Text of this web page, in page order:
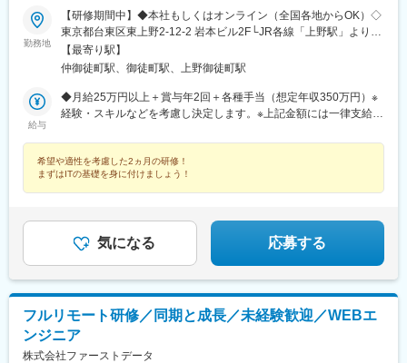
島県)、呉駅、三原駅、瓦町駅、栗林公園駅、佐古駅、横河原駅、
デンテツターミナルビル前駅、下曽根駅、九州工大前駅、戸畑
駅、平和通駅、城野駅(日豊本線)、徳力公団前駅、黒崎駅前駅、折
尾駅、永犬丸駅、長者原駅、酒殿駅、福工大前駅、香椎花園前
駅、千早駅、箱崎駅、唐津駅、諏訪神社駅、肥前古賀駅、光の森
駅、肥後大津駅、県立体育館前駅、郡元・南駅、谷山駅(鹿児島市
電)、上塩屋駅、滝尾駅、南宮崎駅、浦添前田駅、竜王駅、円山公
園駅、西線１４条駅、東屯田通駅、新琴似駅、長町駅、西桐生
船橋駅、京成西船駅、千葉中央駅、千石駅、富士見台駅、勝どき
駅、亀戸水神駅、曳舟駅、田原町駅(東京都)、西太子堂駅、下落合
寺駅、谷町九丁目駅、我孫子町駅、さくら夙川駅、新在家駅、姫
路駅、烏丸駅、西院駅(京福線)、宇治駅(京阪線)、京田辺駅、八木
西口駅、古市駅(広島県)、広大附属学校前駅、広電西広島・己斐
駅、栗林公園北口駅、栗林駅、はりまや橋駅、小倉駅(福岡県)、城
野駅(北九州高速鉄道)、徳力嵐山口駅、黒崎駅、三ケ森駅、原町
車)、郡元駅(鹿児島市電)、谷山駅(指宿枕崎線)、ロープウェイ入口
駅、中央図書館前駅、太子堂駅、本八幡駅(総武線)、東海神駅、京
成千葉駅、東向島駅、浅草駅、国道駅、南富山駅、北府駅、森小
勤務地
【研修期間中】◆本社もしくはオンライン（全国各地からOK）◇
東京都台東区東上野2-12-2 岩本ビル2F└JR各線「上野駅」より徒
歩7分└JR線「御徒町駅」より徒歩5分└都営大江戸線「上野御徒
町駅」より徒歩4分【研修終了後】◆東京23区を中心とした全国
う転勤はありません。※すべて徒歩10分以内の駅チカオフィスで
す。★将来的には、フルリモートや在宅勤務、リモートワークも
スクールは、自社で研修制度を持っていないIT会社に向けて、ITエ
ンジニア育成を支援してきたという背景を持ちます。だから研修
実績とノウハウは豊富！専任講師がカリキュラムに沿って研修し
ていくため、本当にITスクールに通っているような2ヵ月を過ごす
も給与がでます。思いきり勉強を楽しんでください！
【最寄り駅】
仲御徒町駅、御徒町駅、上野御徒町駅
給与
◆月給25万円以上＋賞与年2回＋各種手当（想定年収350万円）※
経験・スキルなどを考慮し決定します。※上記金額には一律支給の
り（期間中は月給23万円以上で、その他の待遇に変更なし）☆経
験がある方は、現職・前職給与を考慮します。【年収例】年収
350万円（経験0年入社）年収450万円（経験3年入社）年収600万
円（経験5年入社）
希望や適性を考慮した2ヵ月の研修！
まずはITの基礎を身に付けましょう！
気になる 応募する
フルリモート研修／同期と成長／未経験歓迎／WEBエ
ンジニア
株式会社ファーストデータ